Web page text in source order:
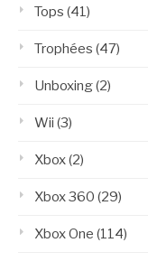
Tops (41)
Trophées (47)
Unboxing(2)
Wii (3)
Xbox(2)
Xbox 360 (29)
Xbox One (114)